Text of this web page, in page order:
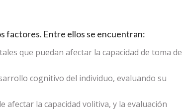
factores. Entre ellos se encuentran:
que puedan afectar la capacidad de toma de
cognitivo del individuo, evaluando su
afectar la capacidad volitiva, y la evaluación